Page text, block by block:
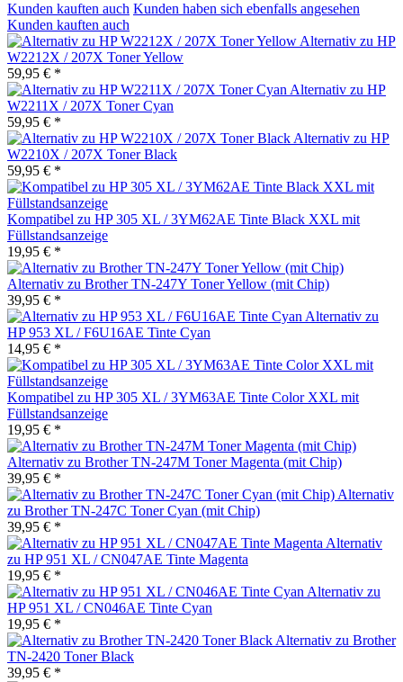
Kunden kauften auch Kunden haben sich ebenfalls angesehen
Kunden kauften auch
Alternativ zu HP
W2212X / 207X Toner Yellow
59,95 € *
Alternativ zu HP
W2211X / 207X Toner Cyan
59,95 € *
Alternativ zu HP
W2210X / 207X Toner Black
59,95 € *
Kompatibel zu HP 305 XL / 3YM62AE Tinte Black XXL mit
Füllstandsanzeige
19,95 € *
Alternativ zu Brother TN-247Y Toner Yellow (mit Chip)
39,95 € *
Alternativ zu
HP 953 XL / F6U16AE Tinte Cyan
14,95 € *
Kompatibel zu HP 305 XL / 3YM63AE Tinte Color XXL mit
Füllstandsanzeige
19,95 € *
Alternativ zu Brother TN-247M Toner Magenta (mit Chip)
39,95 € *
Alternativ
zu Brother TN-247C Toner Cyan (mit Chip)
39,95 € *
Alternativ
zu HP 951 XL / CN047AE Tinte Magenta
19,95 € *
Alternativ zu
HP 951 XL / CN046AE Tinte Cyan
19,95 € *
Alternativ zu Brother
TN-2420 Toner Black
39,95 € *